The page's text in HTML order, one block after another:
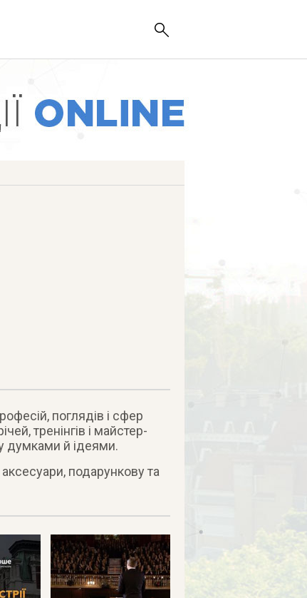
поглядів і сфер
тренінгів і майстер-
думками й ідеями.
подарункову та